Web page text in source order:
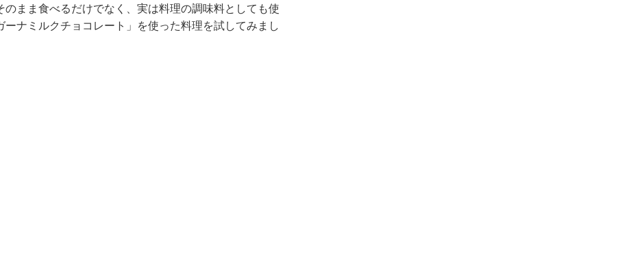
まま食べるだけでなく、実は料理の調味料としても使
ナミルクチョコレート」を使った料理を試してみまし